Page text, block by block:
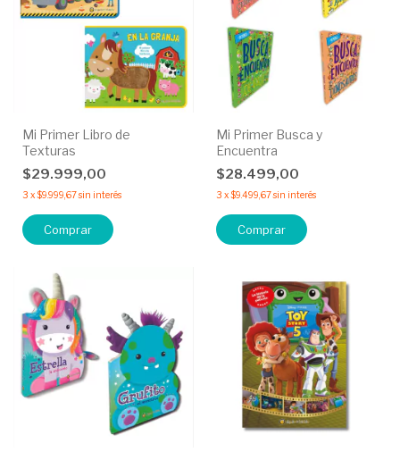
Mi Primer Libro de
Texturas
$29.999,00
3 x$9.999,67sin interés
Comprar
Mi Primer Busca y
Encuentra
$28.499,00
3 x$9.499,67sin interés
Comprar